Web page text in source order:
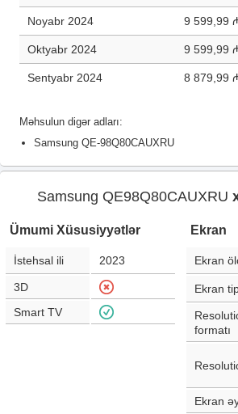
Noyabr 2024 9 599,99
Oktyabr 2024 9 599,99
Sentyabr 2024 8 879,99
Məhsulun digər adları:
Samsung QE-98Q80CAUXRU
Samsung QE98Q80CAUXRU
Ümumi Xüsusiyyətlər
İstehsal ili 2023
3D
Smart TV
Ekran
Ekran
Ekran
formatı
Ekran